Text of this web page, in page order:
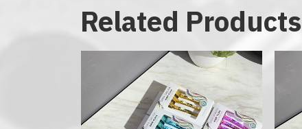
Related Products